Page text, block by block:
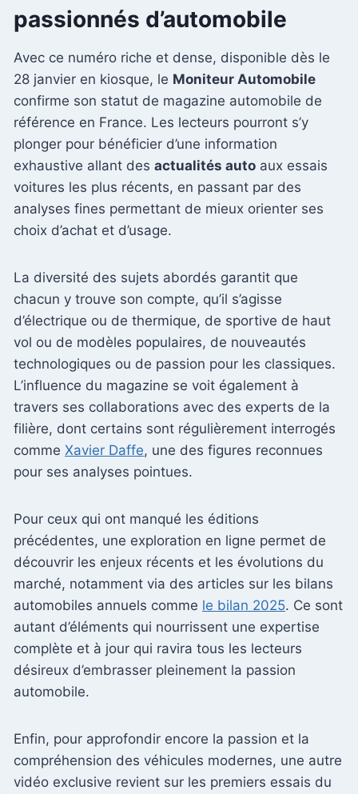
passionnés d’automobile
Avec ce numéro riche et dense, disponible dès le
28 janvier en kiosque, le Moniteur Automobile
confirme son statut de magazine automobile de
référence en France. Les lecteurs pourront s’y
plonger pour bénéficier d’une information
exhaustive allant des actualités auto aux essais
voitures les plus récents, en passant par des
analyses fines permettant de mieux orienter ses
choix d’achat et d’usage.
La diversité des sujets abordés garantit que
chacun y trouve son compte, qu’il s’agisse
d’électrique ou de thermique, de sportive de haut
vol ou de modèles populaires, de nouveautés
technologiques ou de passion pour les classiques.
L’influence du magazine se voit également à
travers ses collaborations avec des experts de la
filière, dont certains sont régulièrement interrogés
comme Xavier Daffe, une des figures reconnues
pour ses analyses pointues.
Pour ceux qui ont manqué les éditions
précédentes, une exploration en ligne permet de
découvrir les enjeux récents et les évolutions du
marché, notamment via des articles sur les bilans
automobiles annuels comme le bilan 2025. Ce sont
autant d’éléments qui nourrissent une expertise
complète et à jour qui ravira tous les lecteurs
désireux d’embrasser pleinement la passion
automobile.
Enfin, pour approfondir encore la passion et la
compréhension des véhicules modernes, une autre
vidéo exclusive revient sur les premiers essais du